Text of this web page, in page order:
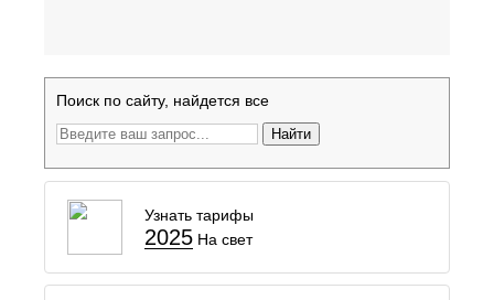
Поиск по сайту, найдется все
Найти
Узнать тарифы
2025 На свет